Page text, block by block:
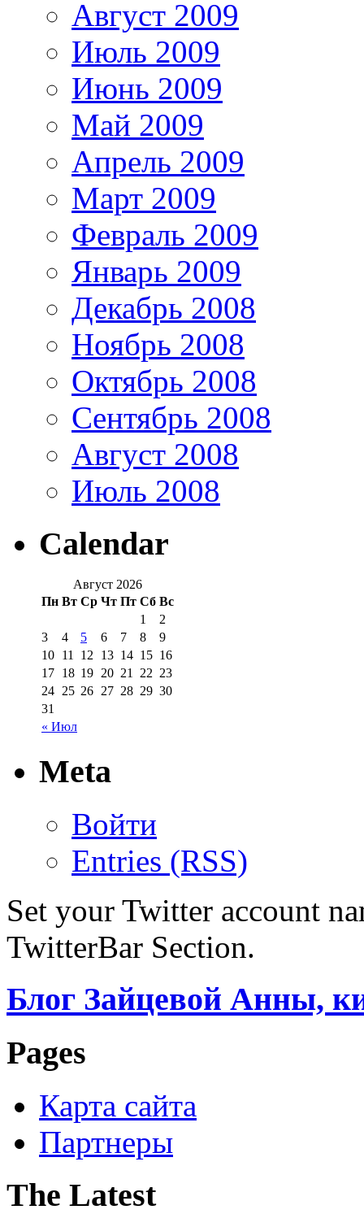
Август 2009
Июль 2009
Июнь 2009
Май 2009
Апрель 2009
Март 2009
Февраль 2009
Январь 2009
Декабрь 2008
Ноябрь 2008
Октябрь 2008
Сентябрь 2008
Август 2008
Июль 2008
Calendar
Август 2026
Пн Вт Ср Чт Пт Сб Вс
« Июл
1
2
3
4 5 6 7 8
9
10 11 12 13 14 15 16
17 18 19 20 21 22 23
24 25 26 27 28 29 30
31
Meta
Войти
Entries (RSS)
Set your Twitter account
TwitterBar Section.
Блог Зайцевой Анны,
Pages
Карта сайта
Партнеры
The Latest